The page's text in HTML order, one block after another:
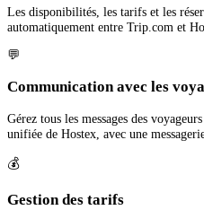
Les disponibilités, les tarifs et les
automatiquement entre Trip.com et
💬
Communication avec les
Gérez tous les messages des
unifiée de Hostex, avec une
💰
Gestion des tarifs